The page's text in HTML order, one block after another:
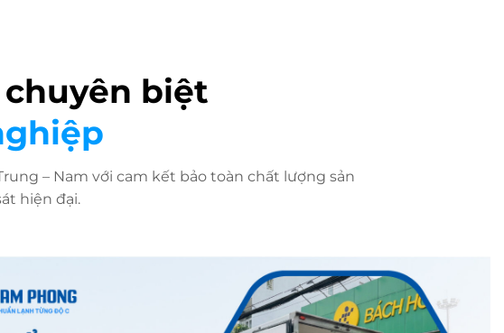
biệt
– Nam với cam kết bảo toàn chất lượng sản
hiện đại.